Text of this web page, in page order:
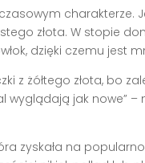
charakterze.
złota. W stopie
dzięki czemu jest
z żółtego złota, bo
jak nowe” –
zyskała na